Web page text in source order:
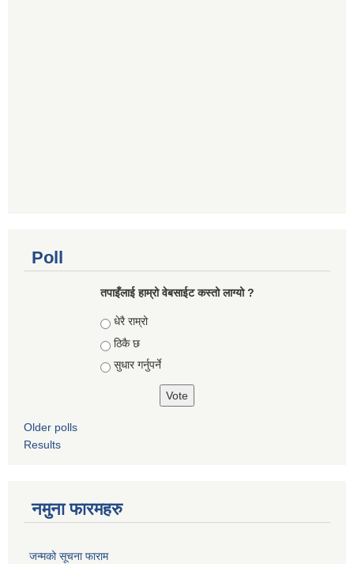
Poll
तपाइँलाई हाम्रो वेबसाईट कस्तो लाग्यो ?
Choices
धेरै राम्रो
ठिकै छ
सुधार गर्नुपर्ने
Older polls
Results
नमुना फारमहरु
जन्मको सूचना फाराम